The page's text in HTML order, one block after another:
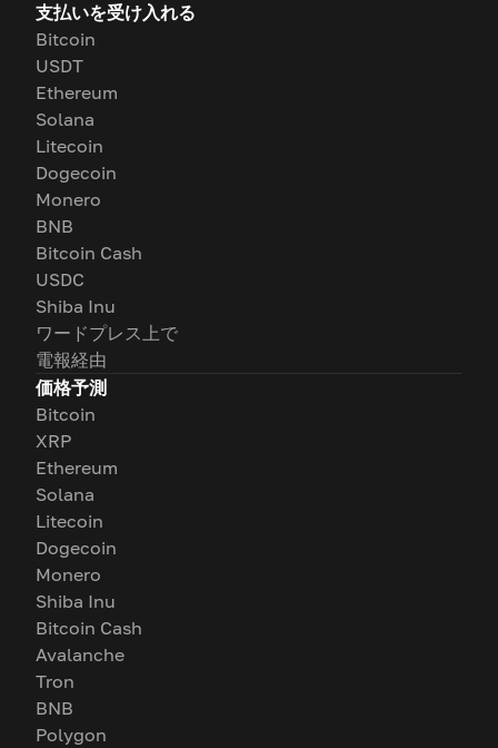
支払いを受け入れる
Bitcoin
USDT
Ethereum
Solana
Litecoin
Dogecoin
Monero
BNB
Bitcoin Cash
USDC
Shiba Inu
ワードプレス上で
電報経由
価格予測
Bitcoin
XRP
Ethereum
Solana
Litecoin
Dogecoin
Monero
Shiba Inu
Bitcoin Cash
Avalanche
Tron
BNB
Polygon